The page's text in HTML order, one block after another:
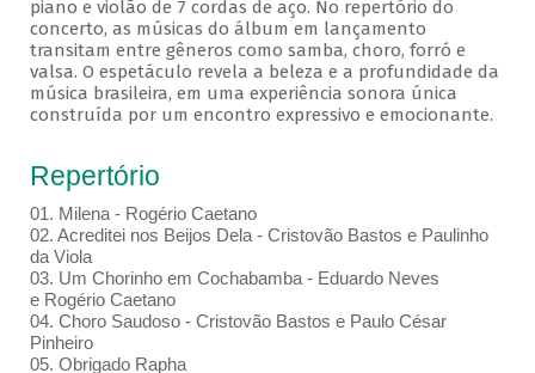
piano e violão de 7 cordas de aço. No repertório do
concerto, as músicas do álbum em lançamento
transitam entre gêneros como samba, choro, forró e
valsa. O espetáculo revela a beleza e a profundidade da
música brasileira, em uma experiência sonora única
construída por um encontro expressivo e emocionante.
Repertório
01. Milena - Rogério Caetano
02. Acreditei nos Beijos Dela - Cristovão Bastos e Paulinho
da Viola
03. Um Chorinho em Cochabamba - Eduardo Neves
e Rogério Caetano
04. Choro Saudoso - Cristovão Bastos e Paulo César
Pinheiro
05. Obrigado Rapha